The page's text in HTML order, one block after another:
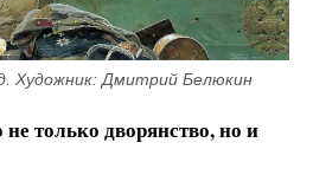
Художник: Дмитрий Белюкин
только дворянство, но и